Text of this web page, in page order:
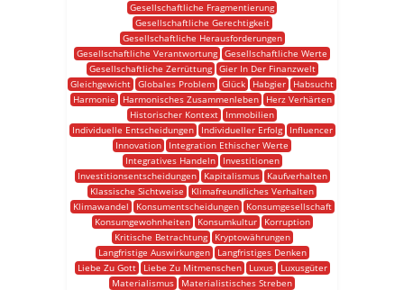
Gesellschaftliche Fragmentierung
Gesellschaftliche Gerechtigkeit
Gesellschaftliche Herausforderungen
Gesellschaftliche Verantwortung Gesellschaftliche Werte
Gesellschaftliche Zerrüttung
Gier In Der Finanzwelt
Gleichgewicht Globales Problem Glück Habgier
Habsucht
Harmonie
Harmonisches Zusammenleben
Herz Verhärten
Historischer Kontext
Immobilien
Individuelle Entscheidungen
Individueller Erfolg
Influencer
Innovation
Integration Ethischer Werte
Integratives Handeln
Investitionen
Investitionsentscheidungen
Kapitalismus
Kaufverhalten
Klassische Sichtweise
Klimafreundliches Verhalten
Klimawandel
Konsumentscheidungen
Konsumgesellschaft
Konsumgewohnheiten
Konsumkultur
Korruption
Kritische Betrachtung
Kryptowährungen
Langfristige Auswirkungen
Langfristiges Denken
Liebe Zu Gott
Liebe Zu Mitmenschen Luxus
Luxusgüter
Materialismus
Materialistisches Streben